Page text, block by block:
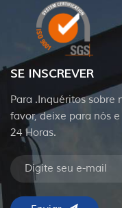
SE INSCREVER
Para .Inquéritos sobre
favor, deixe para nós
24 Horas.